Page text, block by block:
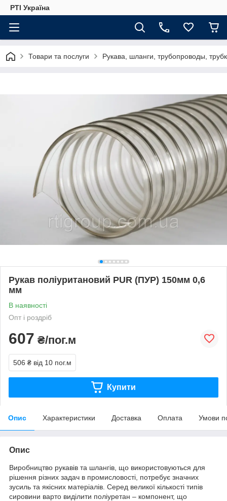
РТІ Україна
Товари та послуги Рукава, шланги, трубопроводы,
Рукав поліуритановий PUR (ПУР) 150мм 0,6
мм
В наявності
Опт і роздріб
607 ₴/пог.м
506 ₴ від 10 пог.м
Купити
Опис Характеристики Доставка Оплата Умови
Опис
Виробництво рукавів та шлангів, що використовуються для
рішення різних задач в промисловості, потребує значних
зусиль та якісних матеріалів. Серед великої кількості типів
сировини варто виділити поліуретан – компонент, що